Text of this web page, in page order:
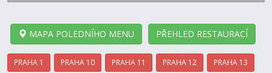
MAPA POLEDNÍHO MENU PŘEHLED RESTAURACÍ
PRAHA 1 PRAHA 10 PRAHA 11 PRAHA 12 PRAHA 13